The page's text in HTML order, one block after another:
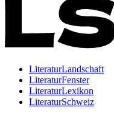
LiteraturLandschaft
LiteraturFenster
LiteraturLexikon
LiteraturSchweiz